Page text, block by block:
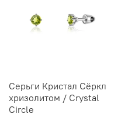
Серьги Кристал Сёркл
хризолитом / Crystal
Circle